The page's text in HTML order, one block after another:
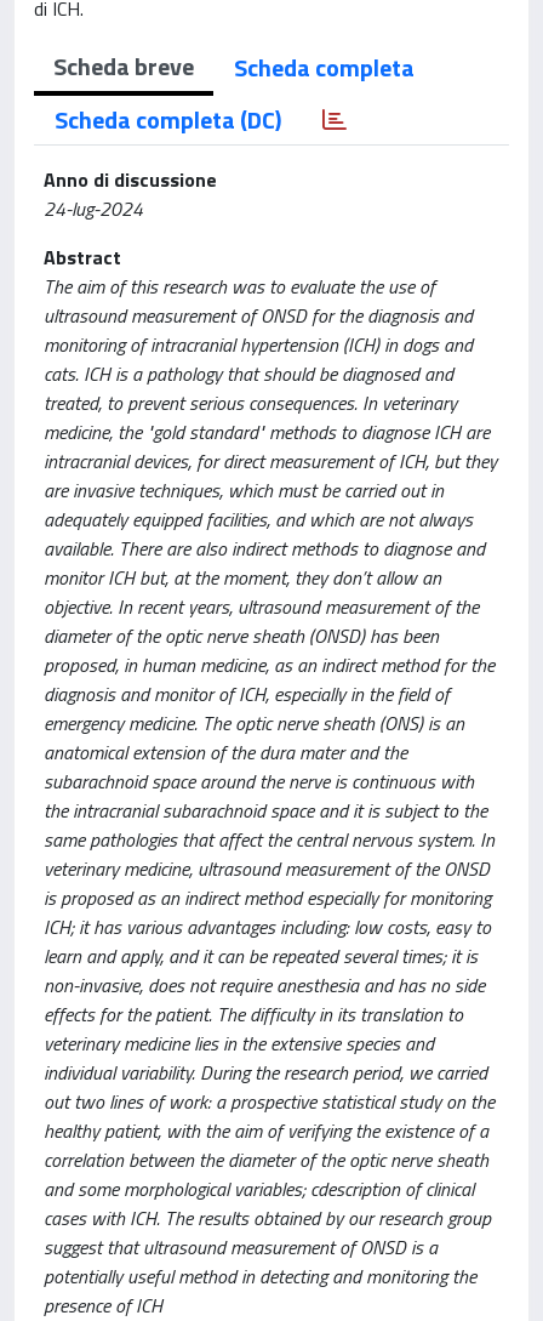
di ICH.
Scheda breve
Scheda completa
Scheda completa (DC)
Anno di discussione
24-lug-2024
Abstract
The aim of this research was to evaluate the use of
ultrasound measurement of ONSD for the diagnosis and
monitoring of intracranial hypertension (ICH) in dogs and
cats. ICH is a pathology that should be diagnosed and
treated, to prevent serious consequences. In veterinary
medicine, the "gold standard" methods to diagnose ICH are
intracranial devices, for direct measurement of ICH, but they
are invasive techniques, which must be carried out in
adequately equipped facilities, and which are not always
available. There are also indirect methods to diagnose and
monitor ICH but, at the moment, they don’t allow an
objective. In recent years, ultrasound measurement of the
diameter of the optic nerve sheath (ONSD) has been
proposed, in human medicine, as an indirect method for the
diagnosis and monitor of ICH, especially in the field of
emergency medicine. The optic nerve sheath (ONS) is an
anatomical extension of the dura mater and the
subarachnoid space around the nerve is continuous with
the intracranial subarachnoid space and it is subject to the
same pathologies that affect the central nervous system. In
veterinary medicine, ultrasound measurement of the ONSD
is proposed as an indirect method especially for monitoring
ICH; it has various advantages including: low costs, easy to
learn and apply, and it can be repeated several times; it is
non-invasive, does not require anesthesia and has no side
effects for the patient. The difficulty in its translation to
veterinary medicine lies in the extensive species and
individual variability. During the research period, we carried
out two lines of work: a prospective statistical study on the
healthy patient, with the aim of verifying the existence of a
correlation between the diameter of the optic nerve sheath
and some morphological variables; cdescription of clinical
cases with ICH. The results obtained by our research group
suggest that ultrasound measurement of ONSD is a
potentially useful method in detecting and monitoring the
presence of ICH